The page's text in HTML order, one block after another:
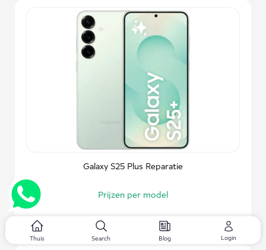
Thuis Search Blog Login
Galaxy S25 Plus Reparatie
Prijzen per model